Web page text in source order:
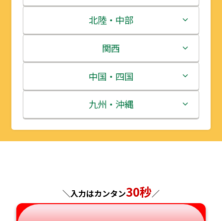
青森県
岩手県
宮城県
秋田県
山形県
茨城県
栃木県
群馬県
埼玉県
千葉県
北陸・中部
新潟県
富山県
石川県
福井県
岐阜県
関西
三重県
滋賀県
京都府
奈良県
中国・四国
鳥取県
島根県
山口県
九州・沖縄
福岡県
熊本県
＼入力はカンタン30秒／